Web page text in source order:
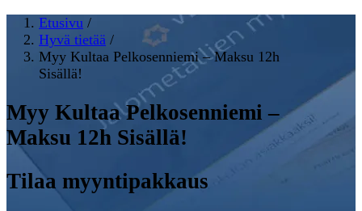
Etusivu /
Hyvä tietää /
Myy Kultaa Pelkosenniemi – Maksu 12h
Sisällä!
Myy Kultaa Pelkosenniemi –
Maksu 12h Sisällä!
Tilaa myyntipakkaus